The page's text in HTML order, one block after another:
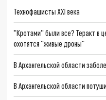
Технофашисты XXI века
"Кротами" были все? Теракт в
охотятся "живые дроны"
В Архангельской области
В Архангельской области